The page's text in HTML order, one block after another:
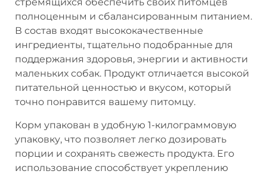
полноценным и сбалансированным питанием.
В состав входят высококачественные
ингредиенты, тщательно подобранные для
поддержания здоровья, энергии и активности
маленьких собак. Продукт отличается высокой
питательной ценностью и вкусом, который
точно понравится вашему питомцу.
Корм упакован в удобную 1-килограммовую
упаковку, что позволяет легко дозировать
порции и сохранять свежесть продукта. Его
использование способствует укреплению